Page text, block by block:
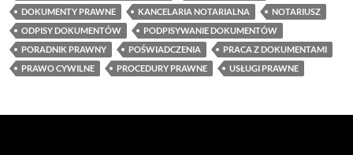
DOKUMENTY PRAWNE
KANCELARIA NOTARIALNA
NOTARIUSZ
ODPISY DOKUMENTÓW
PODPISYWANIE DOKUMENTÓW
PORADNIK PRAWNY
POŚWIADCZENIA
PRACA Z DOKUMENTAMI
PRAWO CYWILNE
PROCEDURY PRAWNE USŁUGI PRAWNE